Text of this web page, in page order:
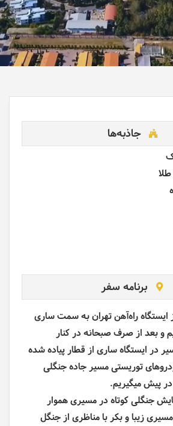
جاذبه‌ها
برنامه سفر
راهآهن تهران به سمت ساری
و بعد از صرف صبحانه در کنار
در ایستگاه ساری از قطار پیاده شده
توریستی مسیر جاده جنگلی
پیش میگیریم.
جنگلی کوتاه در مسیری هموار
زیبا و بکر با مناظری از جنگل